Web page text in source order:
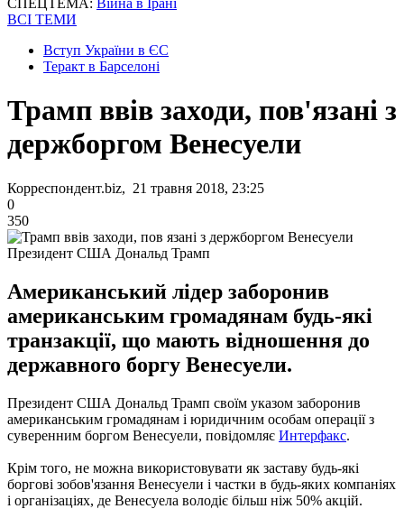
СПЕЦТЕМА: Війна в Ірані
ВСІ ТЕМИ
Вступ України в ЄС
Теракт в Барселоні
Трамп ввів заходи, пов'язані з
держборгом Венесуели
Корреспондент.biz, 21 травня 2018, 23:25
0
350
Президент США Дональд Трамп
Американський лідер заборонив
американським громадянам будь-які
транзакції, що мають відношення до
державного боргу Венесуели.
Президент США Дональд Трамп своїм указом заборонив
американським громадянам і юридичним особам операції з
суверенним боргом Венесуели, повідомляє Интерфакс.
Крім того, не можна використовувати як заставу будь-які
боргові зобов'язання Венесуели і частки в будь-яких компаніях
і організаціях, де Венесуела володіє більш ніж 50% акцій.